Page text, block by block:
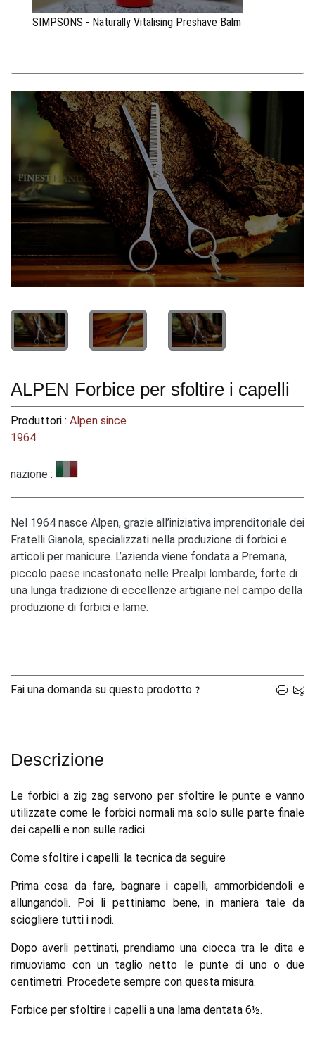
SIMPSONS - Naturally Vitalising Preshave Balm
ALPEN Forbice per sfoltire i capelli
Produttori : Alpen since
1964
nazione :
Nel 1964 nasce Alpen, grazie all’iniziativa imprenditoriale dei
Fratelli Gianola, specializzati nella produzione di forbici e
articoli per manicure. L’azienda viene fondata a Premana,
piccolo paese incastonato nelle Prealpi lombarde, forte di
una lunga tradizione di eccellenze artigiane nel campo della
produzione di forbici e lame.
Fai una domanda su questo prodotto
Descrizione
Le forbici a zig zag servono per sfoltire le punte e vanno
utilizzate come le forbici normali ma solo sulle parte finale
dei capelli e non sulle radici.
Come sfoltire i capelli: la tecnica da seguire
Prima cosa da fare, bagnare i capelli, ammorbidendoli e
allungandoli. Poi li pettiniamo bene, in maniera tale da
sciogliere tutti i nodi.
Dopo averli pettinati, prendiamo una ciocca tra le dita e
rimuoviamo con un taglio netto le punte di uno o due
centimetri. Procedete sempre con questa misura.
Forbice per sfoltire i capelli a una lama dentata 6½.